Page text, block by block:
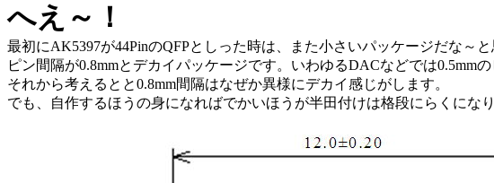
へえ～！
最初にAK5397が44PinのQFPとしった時は、また小さいパッケージだな～
ピン間隔が0.8mmとデカイパッケージです。いわゆるDACなどでは0.5mm
それから考えるとと0.8mm間隔はなぜか異様にデカイ感じがします。
でも、自作するほうの身になればでかいほうが半田付けは格段にらくになり